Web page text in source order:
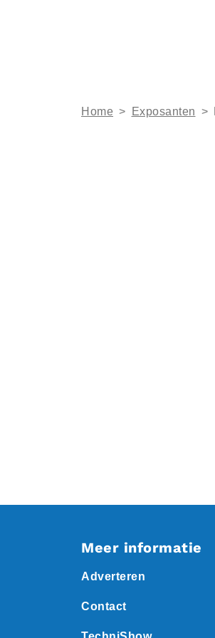
Home > Exposanten >
Meer informatie
Adverteren
Contact